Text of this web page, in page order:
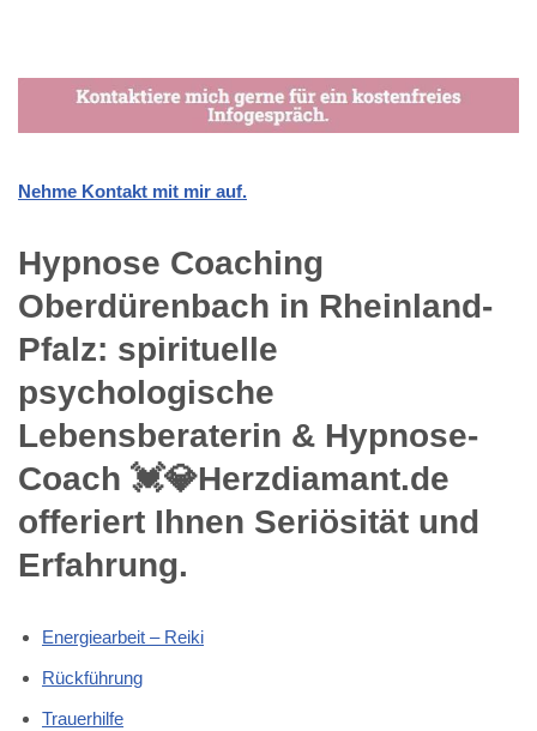
Nehme Kontakt mit mir auf.
Hypnose Coaching
Oberdürenbach in Rheinland-
Pfalz: spirituelle
psychologische
Lebensberaterin & Hypnose-
Coach 💓️💎Herzdiamant.de
offeriert Ihnen Seriösität und
Erfahrung.
Energiearbeit – Reiki
Rückführung
Trauerhilfe